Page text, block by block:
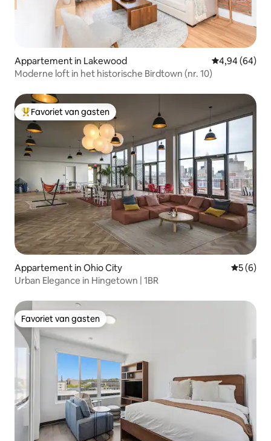
Appartement in Lakewood Gemiddelde
4,94 (64)
Moderne loft in het historische Birdtown (nr. 10)
Topfavoriet van gasten
Favoriet van gasten
Appartement in Ohio City
5 (6)
Urban Elegance in Hingetown | 1BR
Favoriet van gasten
Favoriet van gasten